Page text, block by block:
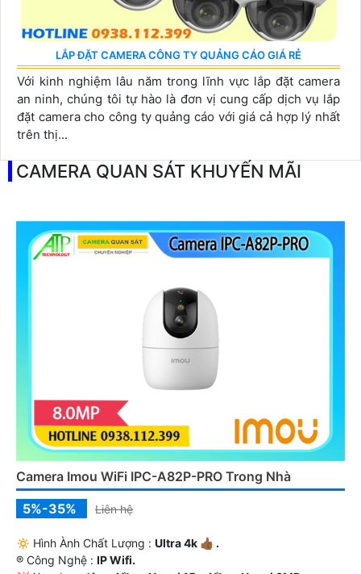
LẮP ĐẶT CAMERA CÔNG TY QUẢNG CÁO GIÁ RẺ
Với kinh nghiệm lâu năm trong lĩnh vực lắp đặt camera
an ninh, chúng tôi tự hào là đơn vị cung cấp dịch vụ lắp
đặt camera cho công ty quảng cáo với giá cả hợp lý nhất
trên thị...
CAMERA QUAN SÁT KHUYẾN MÃI
Camera Imou WiFi IPC-A82P-PRO Trong Nhà
5%-35%
Liên hệ
🔅 Hình Ành Chất Lượng : Ultra 4k 👍🏾 .
®️ Công Nghệ : IP Wifi.